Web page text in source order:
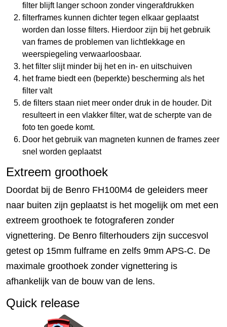
filter blijft langer schoon zonder vingerafdrukken
filterframes kunnen dichter tegen elkaar geplaatst
worden dan losse filters. Hierdoor zijn bij het gebruik
van frames de problemen van lichtlekkage en
weerspiegeling verwaarloosbaar.
het filter slijt minder bij het en in- en uitschuiven
het frame biedt een (beperkte) bescherming als het
filter valt
de filters staan niet meer onder druk in de houder. Dit
resulteert in een vlakker filter, wat de scherpte van de
foto ten goede komt.
Door het gebruik van magneten kunnen de frames zeer
snel worden geplaatst
Extreem groothoek
Doordat bij de Benro FH100M4 de geleiders meer
naar buiten zijn geplaatst is het mogelijk om met een
extreem groothoek te fotograferen zonder
vignettering. De Benro filterhouders zijn succesvol
getest op 15mm fulframe en zelfs 9mm APS-C. De
maximale groothoek zonder vignettering is
afhankelijk van de bouw van de lens.
Quick release